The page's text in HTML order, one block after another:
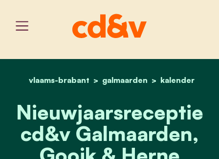
home
vlaams-brabant galmaarden kalender
nieuwjaarsreceptie
Nieuwjaarsreceptie
cd&v Galmaarden,